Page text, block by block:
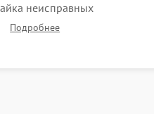
неисправных
Замена DMD-чипа при
Подробнее